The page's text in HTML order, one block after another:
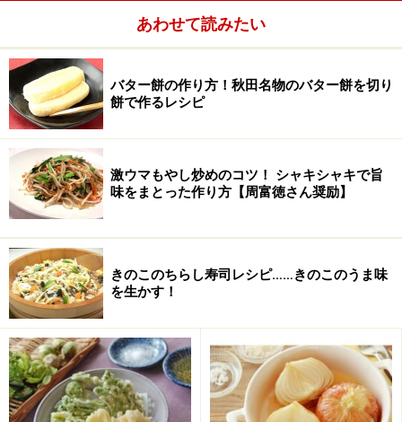
炊飯器ベイクドチーズケーキの作り方・手
■ 炊飯器でチーズケーキを焼く
1
チーズ、砂糖、卵、ヨーグルト、生クリームを混ぜ
る
クリームチーズを泡だて器で混ぜて柔らかくし、砂糖を
入れて混ぜ、溶いた卵を3回に分けて加えて、そのつど
よく混ぜる。次にヨーグルトと生クリームを加えて混ぜ
る。
ハンドミキサーでやれば楽です
あわせて読みたい
バター餅の作り方！秋田名物のバター餅を切り
餅で作るレシピ
激ウマもやし炒めのコツ！ シャキシャキで旨
味をまとった作り方【周富徳さん奨励】
きのこのちらし寿司レシピ……きのこのうま味
を生かす！